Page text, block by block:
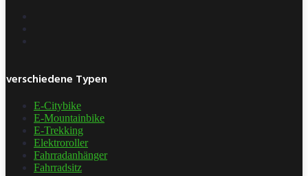
verschiedene Typen
E-Citybike
E-Mountainbike
E-Trekking
Elektroroller
Fahrradanhänger
Fahrradsitz